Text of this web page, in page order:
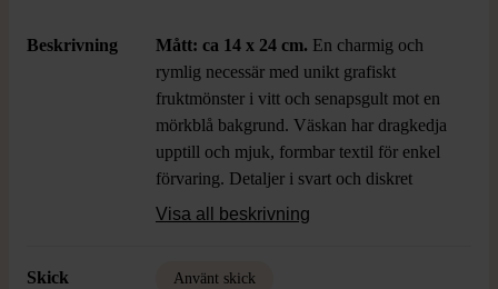
Beskrivning Mått: ca 14 x 24 cm. En charmig och
rymlig necessär med unikt grafiskt
fruktmönster i vitt och senapsgult mot en
mörkblå bakgrund. Väskan har dragkedja
upptill och mjuk, formbar textil för enkel
förvaring. Detaljer i svart och diskret
Marimekko-märke framtill. Perfekt för att
Visa all beskrivning
Skick Använt skick